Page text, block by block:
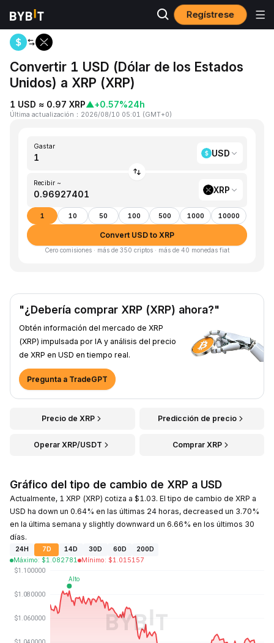
Regístrese
Inicio USD to XRP
Convertir 1 USD (Dólar de los Estados
Unidos) a XRP (XRP)
1 USD ≈ 0.97 XRP▲+0.57%24h
Última actualización ： 2026/08/10 05:01 (GMT+0)
Gastar
USD
Recibir ~
XRP
1 10 50 100 500 1000 10000
Convert USD to XRP
Cero comisiones · más de 350 criptos · más de 40 monedas fiat
"¿Debería comprar XRP (XRP) ahora?"
Obtén información del mercado de XRP
(XRP) impulsada por IA y análisis del precio
de XRP en USD en tiempo real.
Pregunta a TradeGPT
Precio de XRP Predicción de precio
Operar XRP/USDT Comprar XRP
Gráfico del tipo de cambio de XRP a USD
Actualmente, 1 XRP (XRP) cotiza a $1.03. El tipo de cambio de XRP a
USD ha down un 0.64% en las últimas 24 horas, decreased un 3.70%
en la última semana y slightly downward un 6.66% en los últimos 30
días.
24H 7D 14D 30D 60D
200D
Máximo: $1.082781 Mínimo: $1.015157